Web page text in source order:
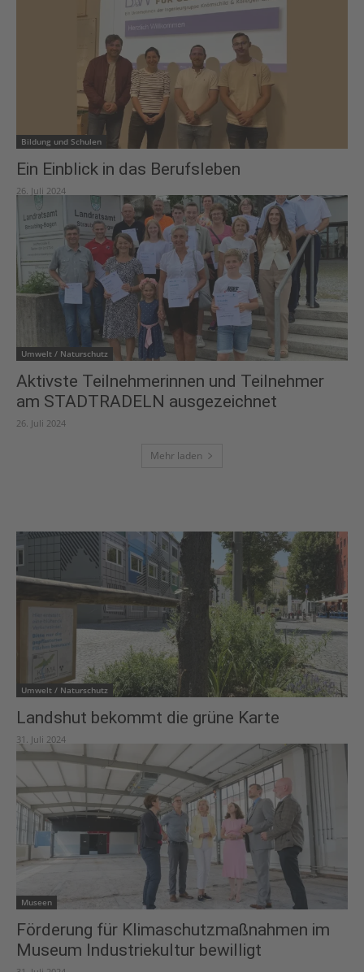
Bildung und Schulen
Ein Einblick in das Berufsleben
26. Juli 2024
Umwelt / Naturschutz
Aktivste Teilnehmerinnen und Teilnehmer
am STADTRADELN ausgezeichnet
26. Juli 2024
Mehr laden
Umwelt / Naturschutz
Landshut bekommt die grüne Karte
31. Juli 2024
Museen
Förderung für Klimaschutzmaßnahmen im
Museum Industriekultur bewilligt